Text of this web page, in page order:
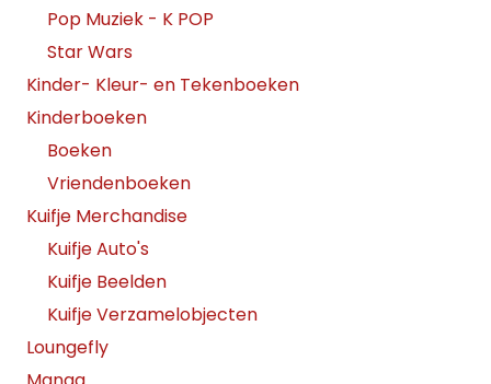
Pop Muziek - K POP
Star Wars
Kinder- Kleur- en Tekenboeken
Kinderboeken
Boeken
Vriendenboeken
Kuifje Merchandise
Kuifje Auto's
Kuifje Beelden
Kuifje Verzamelobjecten
Loungefly